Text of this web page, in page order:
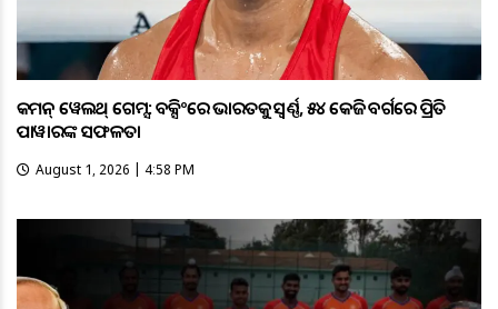
କମନ୍ ୱେଲଥ୍ ଗେମ୍ସ: ବକ୍ସିଂରେ ଭାରତକୁ ସ୍ବର୍ଣ୍ଣ, ୫୪ କେଜି ବର୍ଗରେ ପ୍ରିତି
ପାୱାରଙ୍କ ସଫଳତା
August 1, 2026 | 4:58 PM